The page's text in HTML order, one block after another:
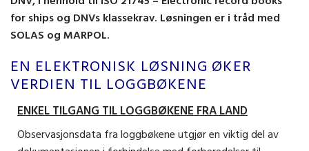
for ships og DNVs klassekrav. Løsningen er i tråd med
SOLAS og MARPOL.
EN ELEKTRONISK LØSNING ØKER
VERDIEN TIL LOGGBØKENE
ENKEL TILGANG TIL LOGGBØKENE FRA LAND
Observasjonsdata fra loggbøkene utgjør en viktig del av